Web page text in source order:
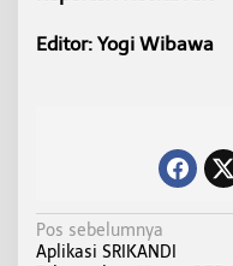
Editor: Yogi Wibawa
N
Pos sebelumnya
Aplikasi SRIKANDI